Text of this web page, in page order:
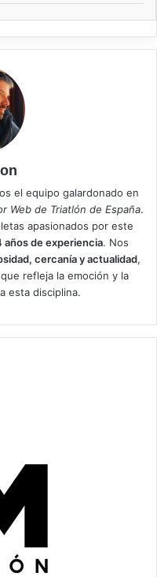
el equipo galardonado en
Web de Triatlón de España.
apasionados por este
años de experiencia. Nos
cercanía y actualidad,
refleja la emoción y la
esta disciplina.